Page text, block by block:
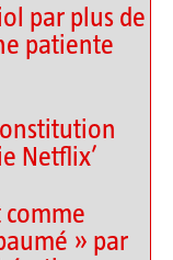
par plus de
patiente
Netflix’
comme
» par